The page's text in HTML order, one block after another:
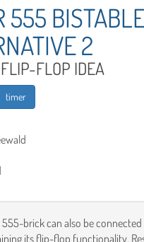
555
2
FLOP IDEA
timer
brick can also be
its flip-flop functionality.